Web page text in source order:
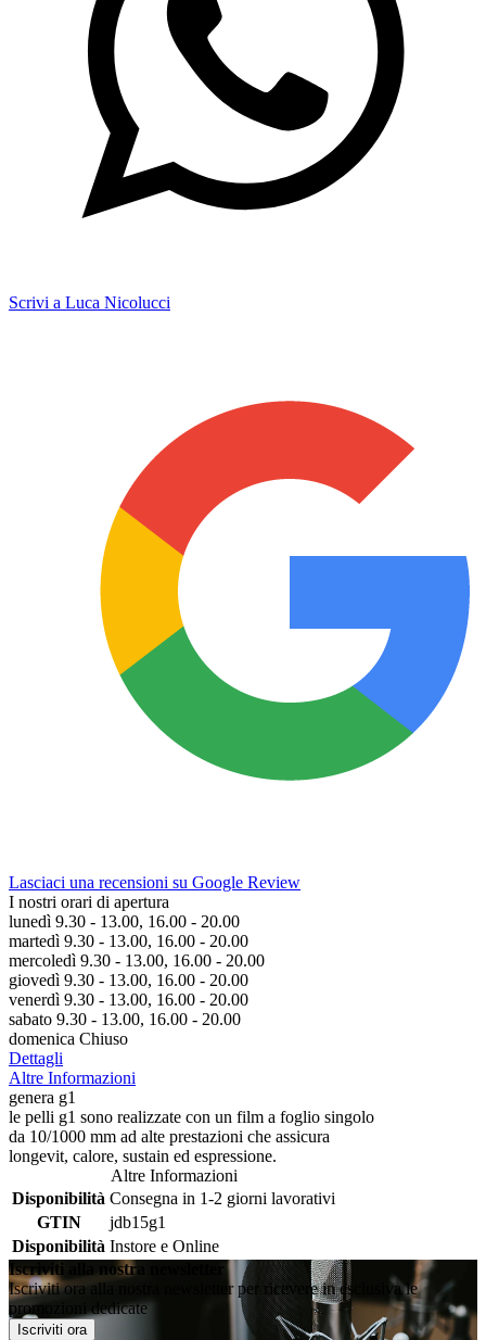
Scrivi a Luca Nicolucci
Lasciaci una recensioni su Google Review
I nostri orari di apertura
lunedì 9.30 - 13.00, 16.00 - 20.00
martedì 9.30 - 13.00, 16.00 - 20.00
mercoledì 9.30 - 13.00, 16.00 - 20.00
giovedì 9.30 - 13.00, 16.00 - 20.00
venerdì 9.30 - 13.00, 16.00 - 20.00
sabato 9.30 - 13.00, 16.00 - 20.00
domenica Chiuso
Dettagli
Altre Informazioni
genera g1
le pelli g1 sono realizzate con un film a foglio singolo
da 10/1000 mm ad alte prestazioni che assicura
longevit, calore, sustain ed espressione.
Altre Informazioni
Disponibilità Consegna in 1-2 giorni lavorativi
GTIN
jdb15g1
Disponibilità Instore e Online
Iscriviti alla nostra newsletter
Iscriviti ora alla nostra newsletter per ricevere in esclusiva le
promozioni dedicate
Iscriviti ora